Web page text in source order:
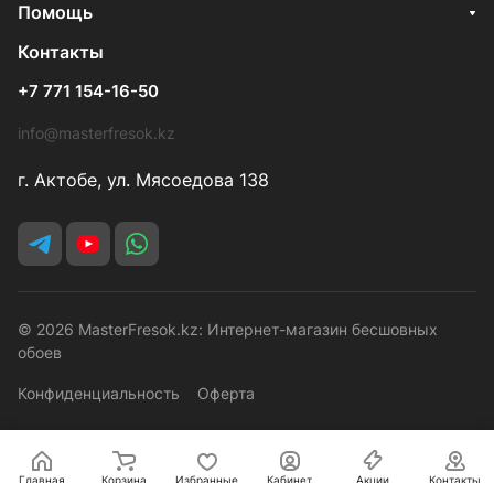
Помощь
Контакты
+7 771 154-16-50
info@masterfresok.kz
г. Актобе, ул. Мясоедова 138
© 2026 MasterFresok.kz: Интернет-магазин бесшовных
обоев
Конфиденциальность Оферта
Главная Корзина Избранные Кабинет Акции Контакты